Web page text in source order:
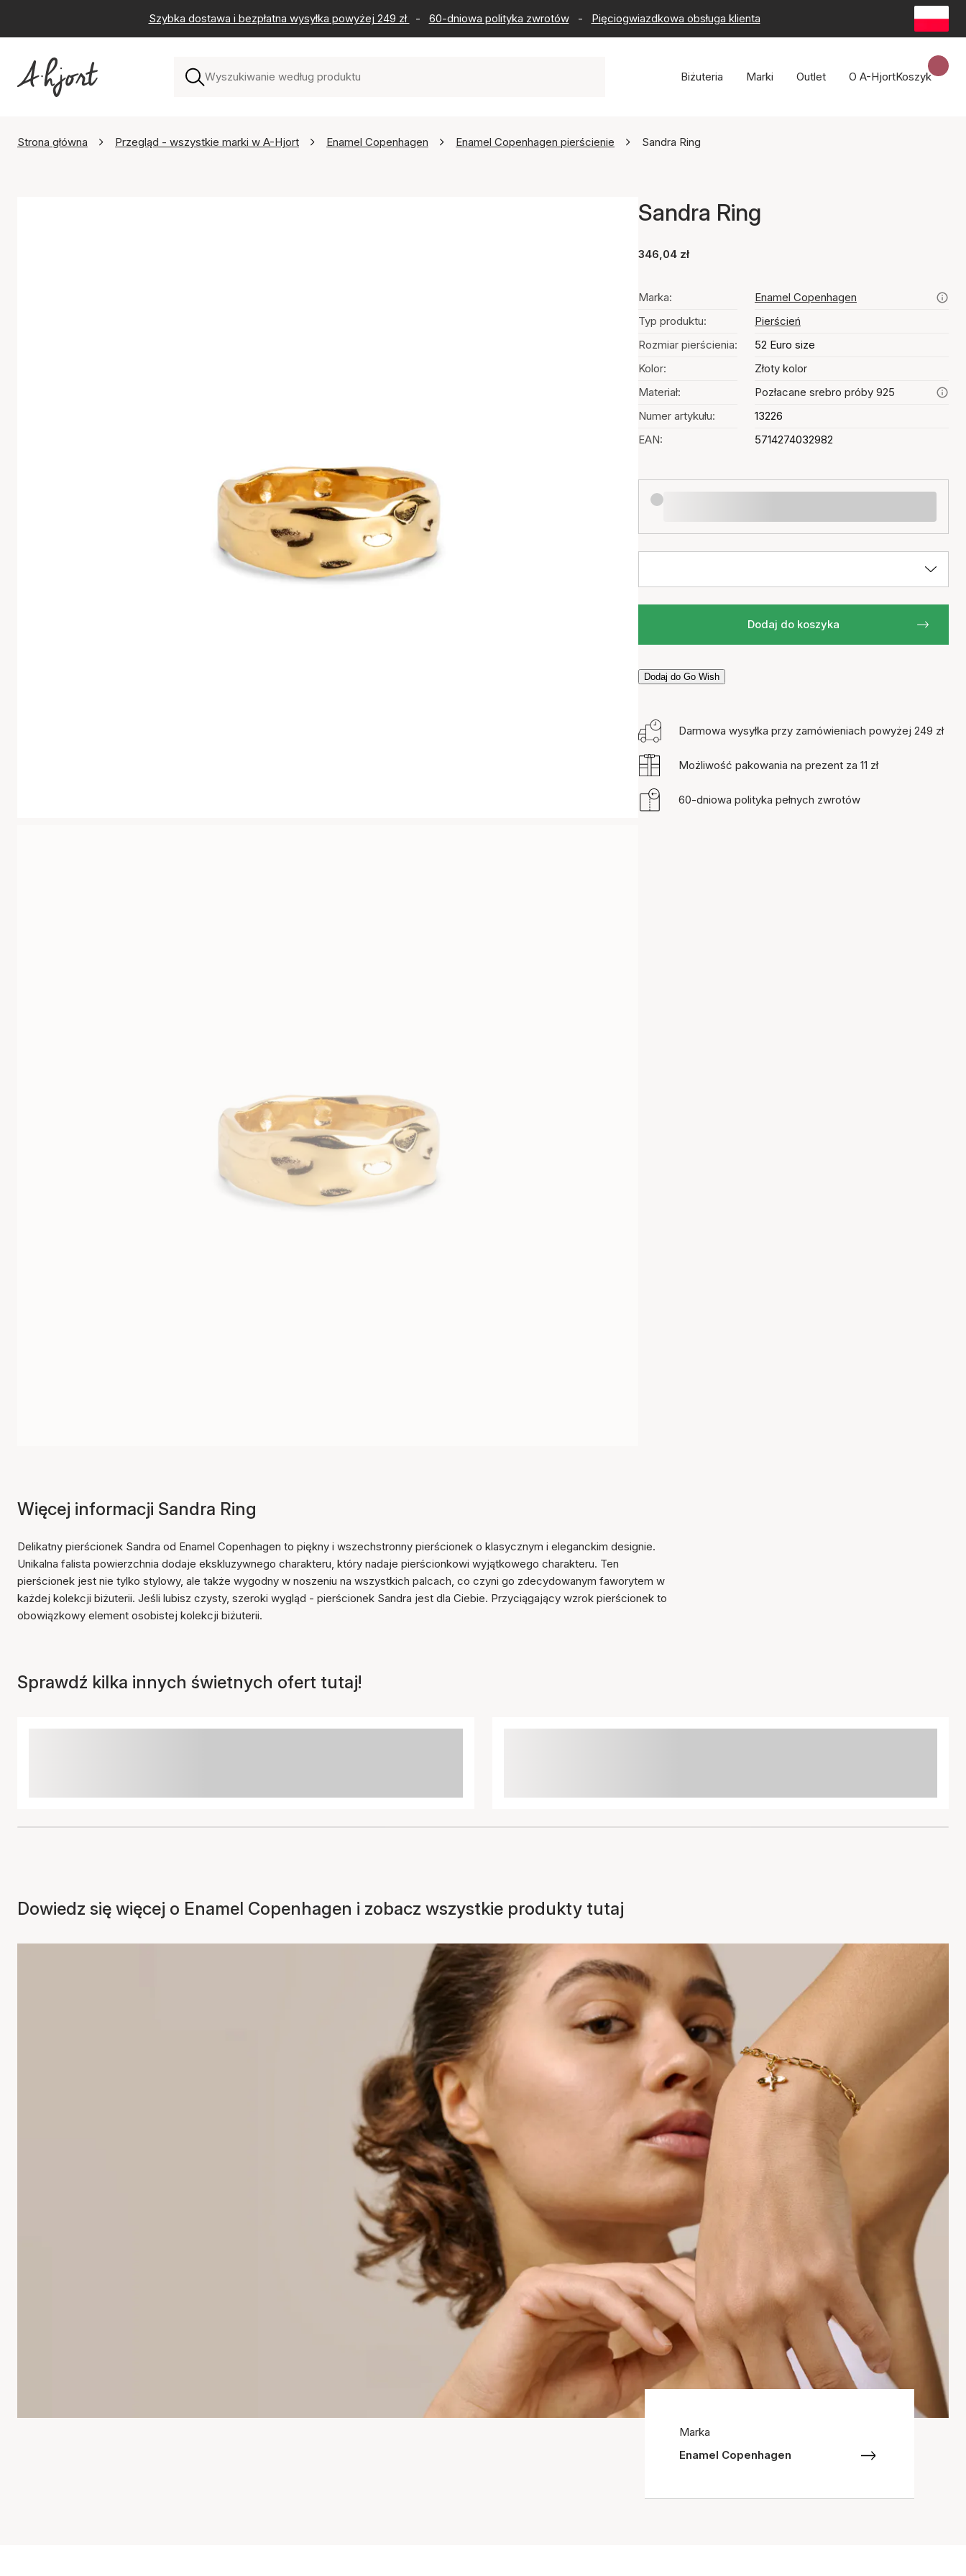
Szybka dostawa i bezpłatna wysyłka powyżej 249 zł - 60-dniowa polityka zwrotów - Pięciogwiazdkowa obsługa klienta
Biżuteria Marki Outlet O A-HjortKoszyk
Strona główna Przegląd - wszystkie marki w A-Hjort Enamel Copenhagen Enamel Copenhagen pierścienie Sandra Ring
Sandra Ring
346,04 zł
Marka:
Enamel Copenhagen
Typ produktu:
Pierścień
Rozmiar pierścienia:
52 Euro size
Kolor:
Złoty kolor
Materiał:
Pozłacane srebro próby 925
Numer artykułu:
13226
EAN:
5714274032982
Dodaj do koszyka
Dodaj do Go Wish
do koszyka
Darmowa wysyłka przy zamówieniach powyżej 249 zł
Możliwość pakowania na prezent za 11 zł
60-dniowa polityka pełnych zwrotów
Więcej informacji Sandra Ring
Delikatny pierścionek Sandra od Enamel Copenhagen to piękny i wszechstronny pierścionek o klasycznym i eleganckim designie.
Unikalna falista powierzchnia dodaje ekskluzywnego charakteru, który nadaje pierścionkowi wyjątkowego charakteru. Ten
pierścionek jest nie tylko stylowy, ale także wygodny w noszeniu na wszystkich palcach, co czyni go zdecydowanym faworytem w
każdej kolekcji biżuterii. Jeśli lubisz czysty, szeroki wygląd - pierścionek Sandra jest dla Ciebie. Przyciągający wzrok pierścionek to
obowiązkowy element osobistej kolekcji biżuterii.
Sprawdź kilka innych świetnych ofert tutaj!
Dowiedz się więcej o Enamel Copenhagen i zobacz wszystkie produkty tutaj
Marka
Enamel Copenhagen